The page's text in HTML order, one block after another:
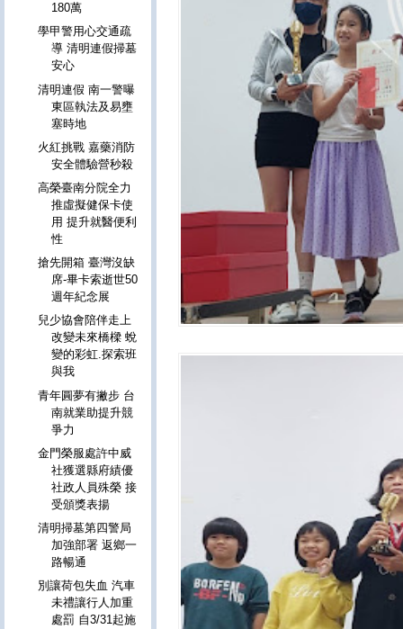
180萬
學甲警用心交通疏
導 清明連假掃墓
安心
清明連假 南一警曝
東區執法及易壅
塞時地
火紅挑戰 嘉藥消防
安全體驗營秒殺
高榮臺南分院全力
推虛擬健保卡使
用 提升就醫便利
性
搶先開箱 臺灣沒缺
席-畢卡索逝世50
週年紀念展
兒少協會陪伴走上
改變未來橋樑 蛻
變的彩虹.探索班
與我
青年圓夢有撇步 台
南就業助提升競
爭力
金門榮服處許中威
社獲選縣府績優
社政人員殊榮 接
受頒獎表揚
清明掃墓第四警局
加強部署 返鄉一
路暢通
別讓荷包失血 汽車
未禮讓行人加重
處罰 自3/31起施